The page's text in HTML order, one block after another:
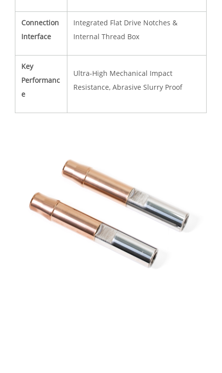
Connection
Interface
Integrated Flat Drive Notches &
Internal Thread Box
Key
Performanc
e
Ultra-High Mechanical Impact
Resistance, Abrasive Slurry Proof